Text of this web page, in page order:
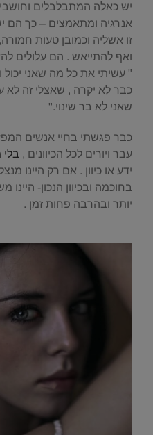
יש כאלה המתבלבלים
אנרגיה ומתאמצים – כך הם
זו אשליה וכמובן טעות
ואף להתייאש . הם עלולים
" עשיתי את כל מה שאני
כבר לא יקרה , שאצלי זה לא
שאני לא בר שינוי."
כבר פגשתי בחיי אנשים
עבר ויורים לכל הכיוונים , בלי
ידע או כיוון . אם רק היינו
בחוכמה ובכיוון הנכון- היינו
יותר ובהרבה פחות זמן .